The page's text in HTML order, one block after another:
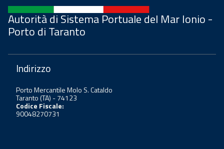
Autorità di Sistema Portuale del Mar Ionio -
Porto di Taranto
Indirizzo
Porto Mercantile Molo S. Cataldo
Taranto (TA) - 74123
Codice Fiscale:
90048270731